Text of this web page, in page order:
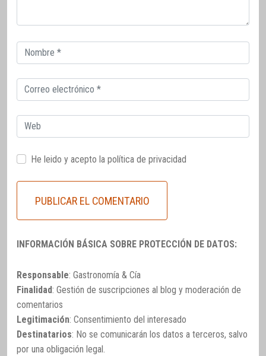
Correo
electrónico
Correo
electrónico
Web
He leido y acepto la política de privacidad
INFORMACIÓN BÁSICA SOBRE PROTECCIÓN DE DATOS:
Responsable: Gastronomía & Cía
Finalidad: Gestión de suscripciones al blog y moderación de
comentarios
Legitimación: Consentimiento del interesado
Destinatarios: No se comunicarán los datos a terceros, salvo
por una obligación legal.